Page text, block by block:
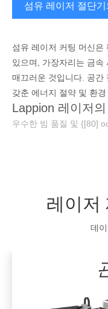
섬유 레이저 절단
섬유 레이저 커팅 머신은
있으며, 가장자리는 금속
매끄러운 것입니다. 공간
갖춘 에너지 절약 및 환
Lappion 레이저의
우수한 빔 품질 및 {[80]
닫힌 디자인, 안전 및 오
빠른 절삭 속도와 높은 생
CO2 레이저 절단
섬유 레이저 마킹
레이저
데